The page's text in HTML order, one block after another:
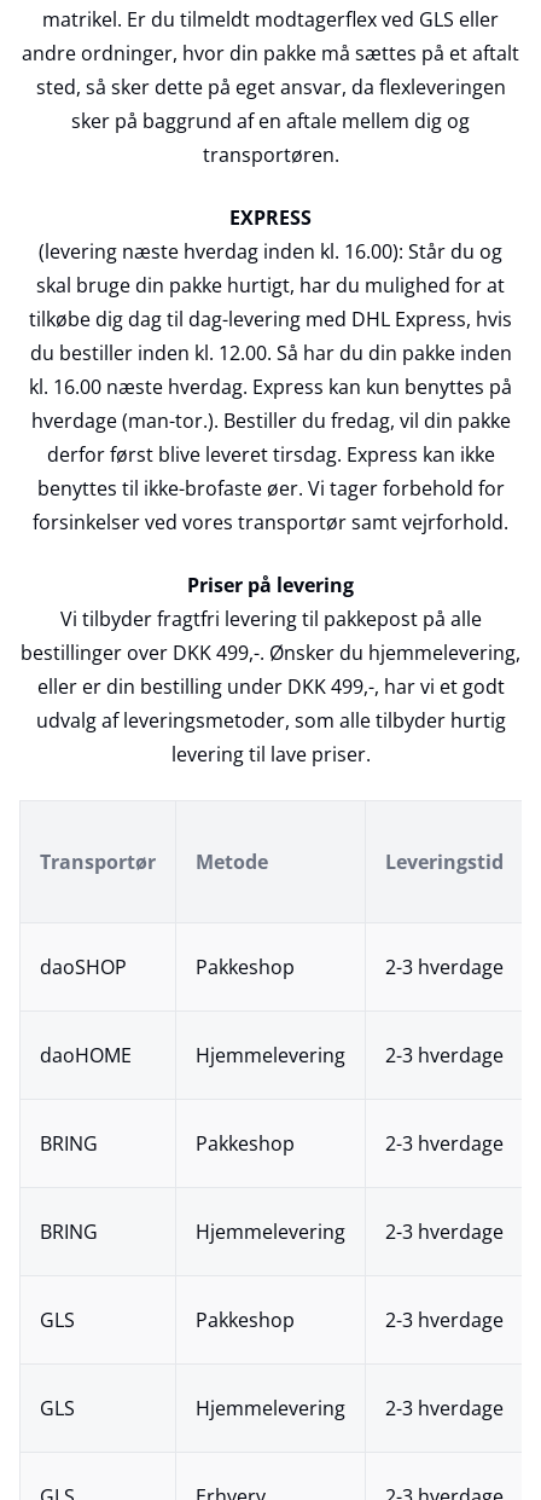
matrikel. Er du tilmeldt modtagerflex ved GLS eller
andre ordninger, hvor din pakke må sættes på et aftalt
sted, så sker dette på eget ansvar, da flexleveringen
sker på baggrund af en aftale mellem dig og
transportøren.
EXPRESS
(levering næste hverdag inden kl. 16.00): Står du og
skal bruge din pakke hurtigt, har du mulighed for at
tilkøbe dig dag til dag-levering med DHL Express, hvis
du bestiller inden kl. 12.00. Så har du din pakke inden
kl. 16.00 næste hverdag. Express kan kun benyttes på
hverdage (man-tor.). Bestiller du fredag, vil din pakke
derfor først blive leveret tirsdag. Express kan ikke
benyttes til ikke-brofaste øer. Vi tager forbehold for
forsinkelser ved vores transportør samt vejrforhold.
Priser på levering
Vi tilbyder fragtfri levering til pakkepost på alle
bestillinger over DKK 499,-. Ønsker du hjemmelevering,
eller er din bestilling under DKK 499,-, har vi et godt
udvalg af leveringsmetoder, som alle tilbyder hurtig
levering til lave priser.
Transportør Metode Leveringstid
daoSHOP Pakkeshop 2-3 hverdage
daoHOME Hjemmelevering 2-3 hverdage
BRING Pakkeshop 2-3 hverdage
BRING Hjemmelevering 2-3 hverdage
GLS Pakkeshop 2-3 hverdage
GLS Hjemmelevering 2-3 hverdage